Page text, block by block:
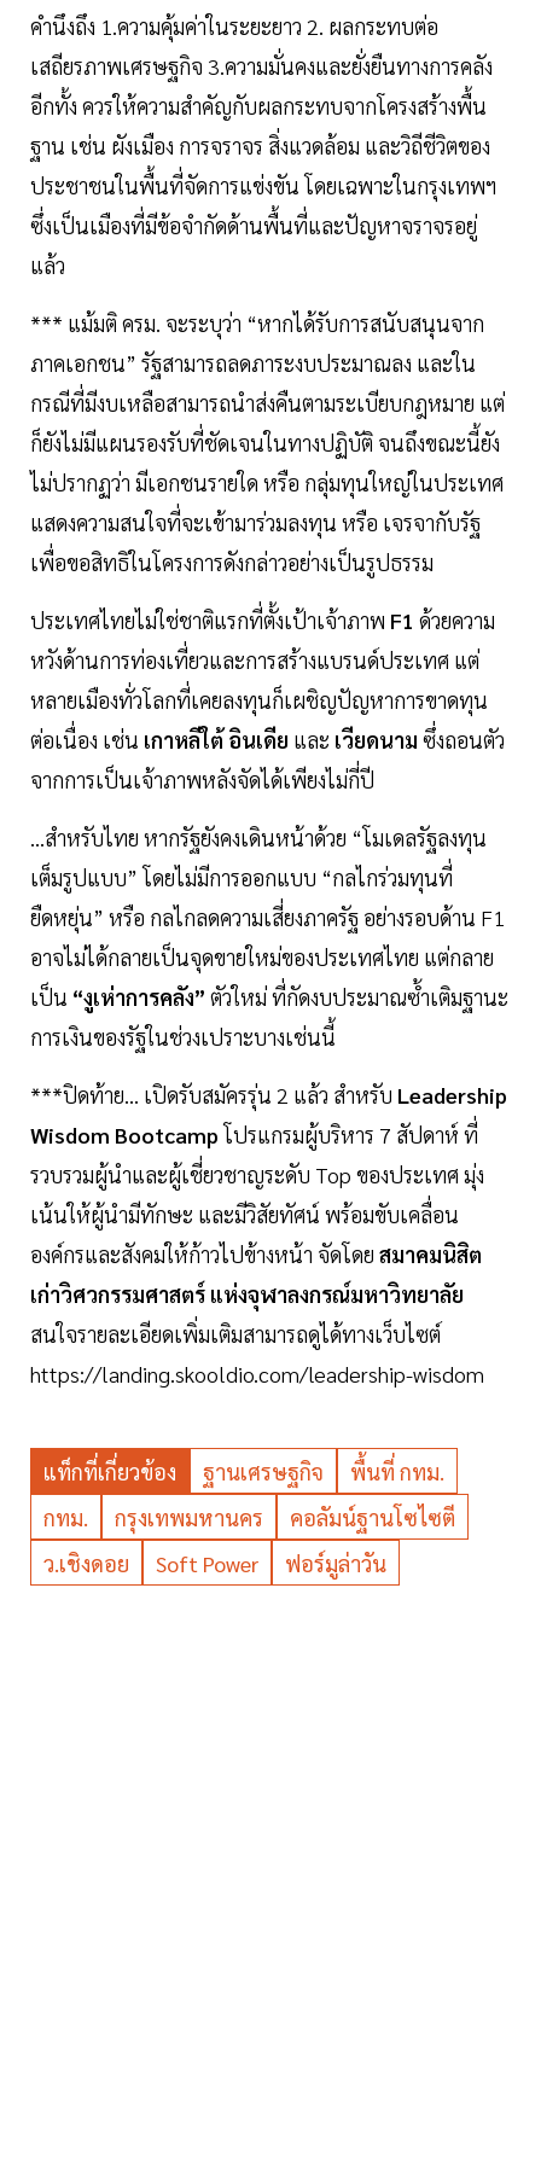
คำนึงถึง 1.ความคุ้มค่าในระยะยาว 2. ผลกระทบต่อ
เสถียรภาพเศรษฐกิจ 3.ความมั่นคงและยั่งยืนทางการคลัง
อีกทั้ง ควรให้ความสำคัญกับผลกระทบจากโครงสร้างพื้น
ฐาน เช่น ผังเมือง การจราจร สิ่งแวดล้อม และวิถีชีวิตของ
ประชาชนในพื้นที่จัดการแข่งขัน โดยเฉพาะในกรุงเทพฯ
ซึ่งเป็นเมืองที่มีข้อจำกัดด้านพื้นที่และปัญหาจราจรอยู่
แล้ว
*** แม้มติ ครม. จะระบุว่า “หากได้รับการสนับสนุนจาก
ภาคเอกชน” รัฐสามารถลดภาระงบประมาณลง และใน
กรณีที่มีงบเหลือสามารถนำส่งคืนตามระเบียบกฎหมาย แต่
ก็ยังไม่มีแผนรองรับที่ชัดเจนในทางปฏิบัติ จนถึงขณะนี้ยัง
ไม่ปรากฏว่า มีเอกชนรายใด หรือ กลุ่มทุนใหญ่ในประเทศ
แสดงความสนใจที่จะเข้ามาร่วมลงทุน หรือ เจรจากับรัฐ
เพื่อขอสิทธิในโครงการดังกล่าวอย่างเป็นรูปธรรม
ประเทศไทยไม่ใช่ชาติแรกที่ตั้งเป้าเจ้าภาพ F1 ด้วยความ
หวังด้านการท่องเที่ยวและการสร้างแบรนด์ประเทศ แต่
หลายเมืองทั่วโลกที่เคยลงทุนก็เผชิญปัญหาการขาดทุน
ต่อเนื่อง เช่น เกาหลีใต้ อินเดีย และ เวียดนาม ซึ่งถอนตัว
จากการเป็นเจ้าภาพหลังจัดได้เพียงไม่กี่ปี
...สำหรับไทย หากรัฐยังคงเดินหน้าด้วย “โมเดลรัฐลงทุน
เต็มรูปแบบ” โดยไม่มีการออกแบบ “กลไกร่วมทุนที่
ยืดหยุ่น” หรือ กลไกลดความเสี่ยงภาครัฐ อย่างรอบด้าน F1
อาจไม่ได้กลายเป็นจุดขายใหม่ของประเทศไทย แต่กลาย
เป็น “งูเห่าการคลัง” ตัวใหม่ ที่กัดงบประมาณซ้ำเติมฐานะ
การเงินของรัฐในช่วงเปราะบางเช่นนี้
***ปิดท้าย... เปิดรับสมัครรุ่น 2 แล้ว สำหรับ Leadership
Wisdom Bootcampโปรแกรมผู้บริหาร 7 สัปดาห์ ที่
รวบรวมผู้นำและผู้เชี่ยวชาญระดับ Top ของประเทศ มุ่ง
เน้นให้ผู้นำมีทักษะ และมีวิสัยทัศน์ พร้อมขับเคลื่อน
องค์กรและสังคมให้ก้าวไปข้างหน้า จัดโดย สมาคมนิสิต
เก่าวิศวกรรมศาสตร์ แห่งจุฬาลงกรณ์มหาวิทยาลัย
สนใจรายละเอียดเพิ่มเติมสามารถดูได้ทางเว็บไซต์
https://landing.skooldio.com/leadership-wisdom
แท็กที่เกี่ยวข้อง ฐานเศรษฐกิจ
พื้นที่ กทม.
กทม.
กรุงเทพมหานคร
คอลัมน์ฐานโซไซตี
ว.เชิงดอย
Soft Power ฟอร์มูล่าวัน